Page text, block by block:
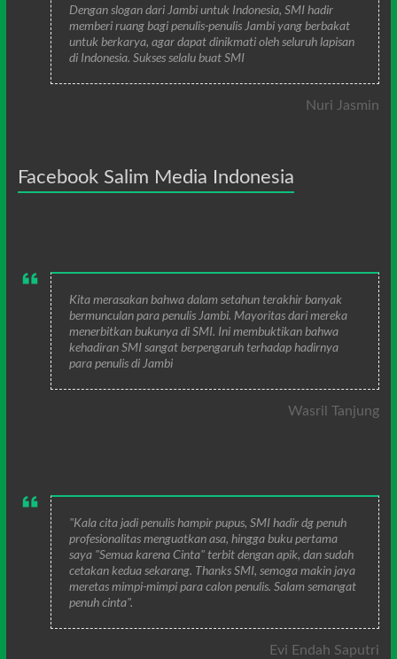
Dengan slogan dari Jambi untuk Indonesia, SMI hadir
memberi ruang bagi penulis-penulis Jambi yang berbakat
untuk berkarya, agar dapat dinikmati oleh seluruh lapisan
di Indonesia. Sukses selalu buat SMI
Nuri Jasmin
Facebook Salim Media Indonesia
Kita merasakan bahwa dalam setahun terakhir banyak
bermunculan para penulis Jambi. Mayoritas dari mereka
menerbitkan bukunya di SMI. Ini membuktikan bahwa
kehadiran SMI sangat berpengaruh terhadap hadirnya
para penulis di Jambi
Wasril Tanjung
"Kala cita jadi penulis hampir pupus, SMI hadir dg penuh
profesionalitas menguatkan asa, hingga buku pertama
saya "Semua karena Cinta" terbit dengan apik, dan sudah
cetakan kedua sekarang. Thanks SMI, semoga makin jaya
meretas mimpi-mimpi para calon penulis. Salam semangat
penuh cinta".
Evi Endah Saputri